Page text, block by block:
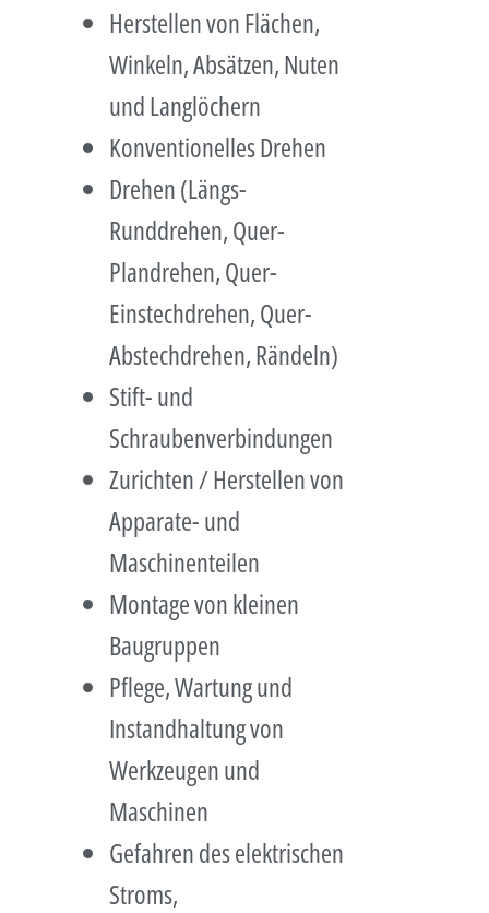
Herstellen von Flächen,
Winkeln, Absätzen, Nuten
und Langlöchern
Konventionelles Drehen
Drehen (Längs-
Runddrehen, Quer-
Plandrehen, Quer-
Einstechdrehen, Quer-
Abstechdrehen, Rändeln)
Stift- und
Schraubenverbindungen
Zurichten / Herstellen von
Apparate- und
Maschinenteilen
Montage von kleinen
Baugruppen
Pflege, Wartung und
Instandhaltung von
Werkzeugen und
Maschinen
Gefahren des elektrischen
Stroms,